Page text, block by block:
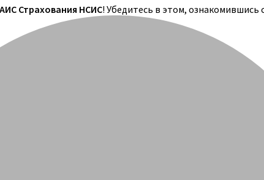
Страхования НСИС! Убедитесь в этом, ознакомившись